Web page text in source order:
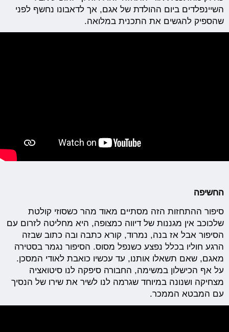
השיינפלדים ביום ההולדת של אגם, אך לדאבונו נחשף לפני
שהספיק להגשים את התכנית במלואה.
החשיפה
סיפור ההתחזות הזה מסתיים מאוד מהר כשסוזי קולטת
שלכוכב אין מגננות של דיווה כמצופה, היא מחליטה לזרום עם
הסיפור אבל אז בנה, נמרוד, קורא כתבה ובה כתוב שבזה
הרגע חוליו בכלל נפצע כשנפל מסוס. הסיפור נגמר בסטירה
מאגם, שאם תשאלו אותנו, עד עכשיו כואבת לאודי המסכן.
על אף הכישלון במשימה, החבורה סיפקה לנו סיטואציה
מצחיקה ושנונה במיוחד שגרמה לנו לשיר את שירו של הנסיך
עם המבטא הממכר.